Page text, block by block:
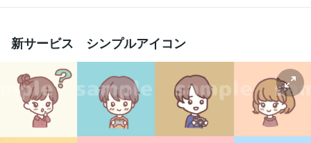
新サービス シンプルアイコン